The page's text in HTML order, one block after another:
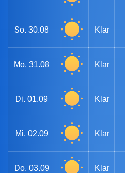
So. 30.08 Klar
Mo. 31.08 Klar
Di. 01.09 Klar
Mi. 02.09 Klar
Do. 03.09 Klar